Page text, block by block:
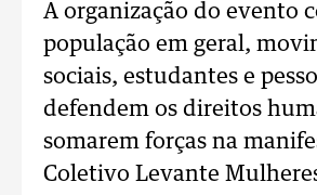
A organização do evento
população em geral,
sociais, estudantes e
defendem os direitos
somarem forças na
Coletivo Levante